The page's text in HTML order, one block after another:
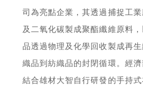
司為亮點企業，其透過捕捉工
及二氧化碳製成聚酯纖維原料
品透過物理及化學回收製成再
織品到紡織品的封閉循環。經
結合雄材大智自行研發的手持